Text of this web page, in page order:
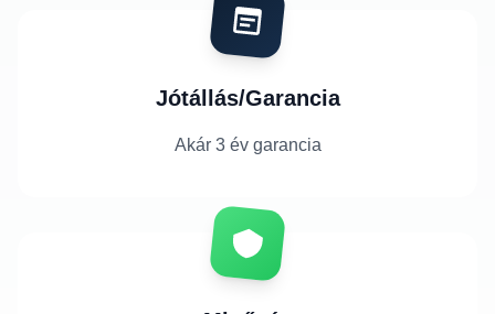
Jótállás/Garancia
Akár 3 év garancia